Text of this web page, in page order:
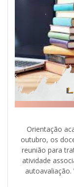
Orientação
outubro, os
reunião para
atividade